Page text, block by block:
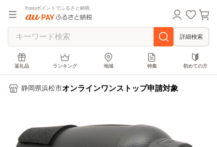
Pontaポイントでふるさと納税
詳細検索
返礼品 ランキング 地域 特集 初めての方
静岡県浜松市オンラインワンストップ申請対象